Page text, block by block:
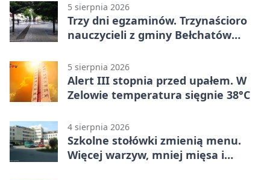
5 sierpnia 2026
Trzy dni egzaminów. Trzynaścioro
nauczycieli z gminy Bełchatów
5 sierpnia 2026
Alert III stopnia przed upałem. W
Zelowie temperatura sięgnie 38°C
4 sierpnia 2026
Szkolne stołówki zmienią menu.
Więcej warzyw, mniej mięsa i